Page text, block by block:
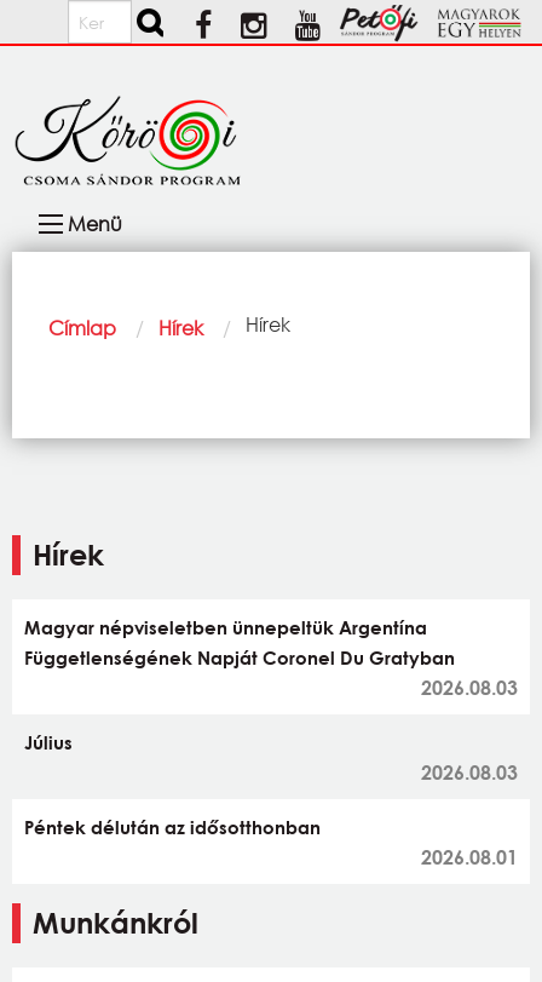
Ugrás a tartalomra
Keresés
navigáció
Menü
Morzsa
Címlap Hírek Current:
Hírek
Hírek
Magyar népviseletben ünnepeltük Argentína
Függetlenségének Napját Coronel Du Gratyban
2026.08.03
Július
2026.08.03
Péntek délután az idősotthonban
2026.08.01
Munkánkról